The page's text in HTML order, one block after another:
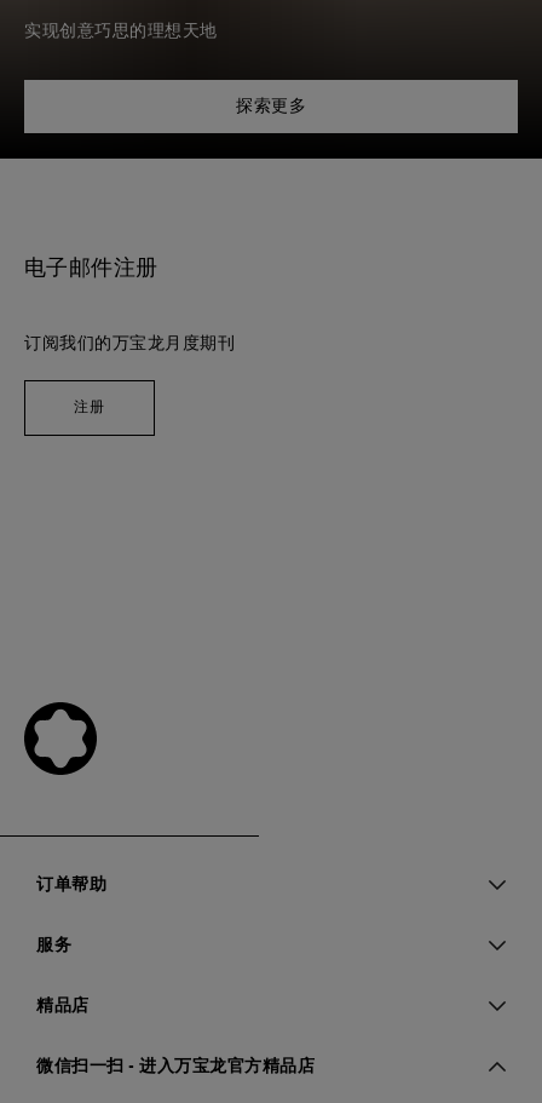
实现创意巧思的理想天地
探索更多
电子邮件注册
订阅我们的万宝龙月度期刊
注册
订单帮助
服务
精品店
微信扫一扫 - 进入万宝龙官方精品店